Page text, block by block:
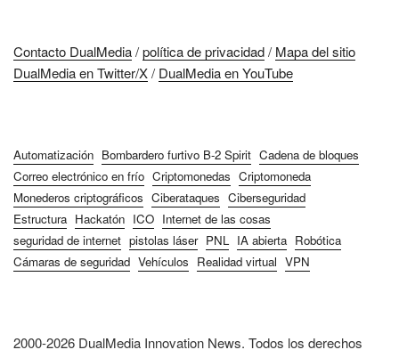
Contacto DualMedia/política de privacidad/ Mapa del sitio
DualMedia en Twitter/X/ DualMedia en YouTube
Automatización Bombardero furtivo B-2 Spirit Cadena de bloques
Correo electrónico en frío Criptomonedas Criptomoneda
Monederos criptográficos Ciberataques Ciberseguridad
Estructura Hackatón ICO Internet de las cosas
seguridad de internet pistolas láser PNL IA abierta Robótica
Cámaras de seguridad Vehículos Realidad virtual VPN
2000-2026 DualMedia Innovation News. Todos los derechos